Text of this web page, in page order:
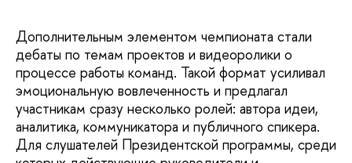
Дополнительным элементом чемпионата стали
дебаты по темам проектов и видеоролики о
процессе работы команд. Такой формат усиливал
эмоциональную вовлеченность и предлагал
участникам сразу несколько ролей: автора идеи,
аналитика, коммуникатора и публичного спикера.
Для слушателей Президентской программы, среди